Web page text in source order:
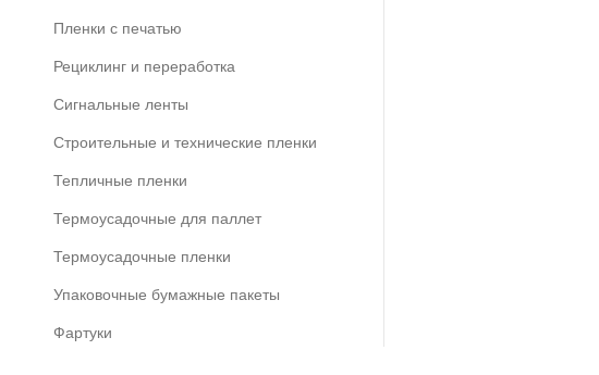
Пленки с печатью
Рециклинг и переработка
Сигнальные ленты
Строительные и технические пленки
Тепличные пленки
Термоусадочные для паллет
Термоусадочные пленки
Упаковочные бумажные пакеты
Фартуки